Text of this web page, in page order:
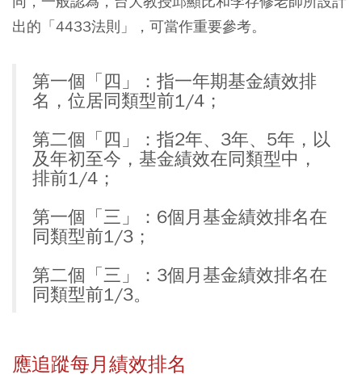
出的「4433法則」，可當作重要參考。
第一個「四」：指一年期基金績效排
名，位居同類型前1/4；
第二個「四」：指2年、3年、5年，以
及年初至今，基金績效在同類型中，
排前1/4；
第一個「三」：6個月基金績效排名在
同類型前1/3；
第二個「三」：3個月基金績效排名在
同類型前1/3。
應追蹤每月績效排名